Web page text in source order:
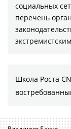
социальных
перечень
Школа Роста